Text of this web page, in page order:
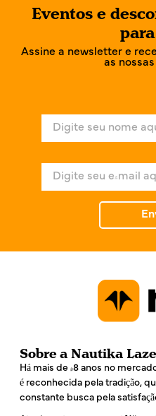
Eventos e
Assine a newsletter e
as
e
*
Sobre a Nautika
Há mais de 48 anos no
é reconhecida pela tradição,
constante busca pela